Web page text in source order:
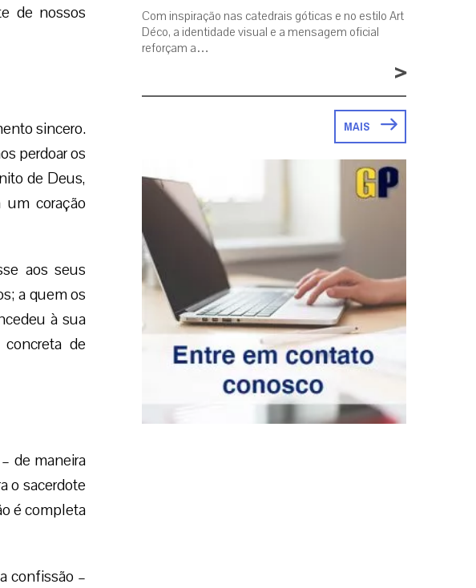
de nossos
sincero.
perdoar os
de Deus,
coração
aos seus
a quem os
à sua
de
de maneira
o sacerdote
é completa
confissão –
Com inspiração nas catedrais góticas e no estilo Art
Déco, a identidade visual e a mensagem oficial
reforçam a…
>
MAIS